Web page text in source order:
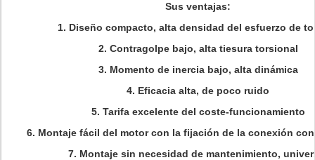
Sus ventajas:
1. Diseño compacto, alta densidad del esfuerzo de
2. Contragolpe bajo, alta tiesura torsional
3. Momento de inercia bajo, alta dinámica
4. Eficacia alta, de poco ruido
5. Tarifa excelente del coste-funcionamiento
6. Montaje fácil del motor con la fijación de la conexión con
7. Montaje sin necesidad de mantenimiento,